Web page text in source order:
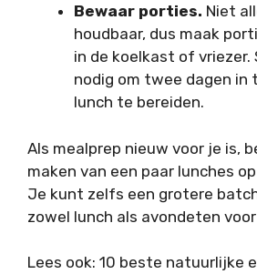
Bewaar porties. Niet
houdbaar, dus maak
in de koelkast of vriezer.
nodig om twee dagen in
lunch te bereiden.
Als mealprep nieuw voor je is,
maken van een paar lunches
Je kunt zelfs een grotere
zowel lunch als avondeten
Lees ook: 10 beste natuurlijke